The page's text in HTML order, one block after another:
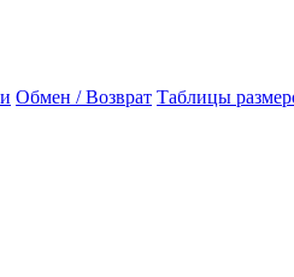
Обмен / Возврат Таблицы